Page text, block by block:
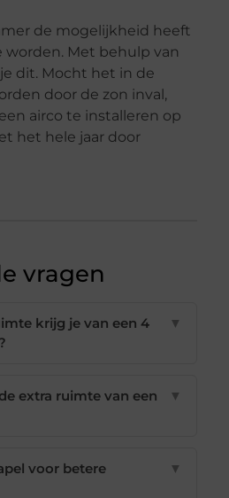
de mogelijkheid heeft
Met behulp van
dit. Mocht het in de
door de zon inval,
airco te installeren op
het hele jaar door
vragen
krijg je van een 4
▼
extra ruimte van een
▼
voor betere
▼